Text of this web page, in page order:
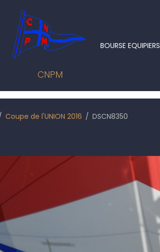
CNPM
BOURSE EQUIPIERS
Coupe de l'UNION 2016 DSCN8350